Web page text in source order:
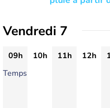
Vendredi 7
09h 10h 11h 12h
Temps